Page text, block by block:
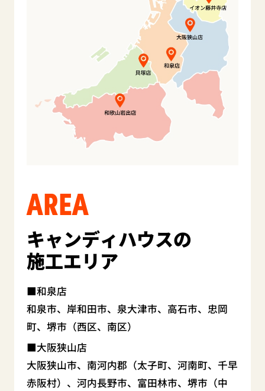
AREA
キャンディハウスの
施工エリア
和泉店
和泉市、岸和田市、泉大津市、高石市、忠岡
町、堺市（西区、南区）
大阪狭山店
大阪狭山市、南河内郡（太子町、河南町、千早
赤阪村）、河内長野市、富田林市、堺市（中